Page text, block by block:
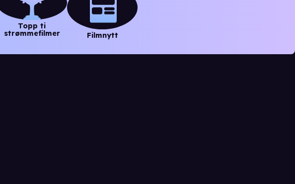
Topp ti
strømmefilmer
Filmnytt